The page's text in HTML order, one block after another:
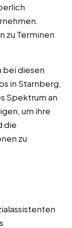
zu Terminen
bei diesen
in Starnberg,
Spektrum an
um ihre
die
zu